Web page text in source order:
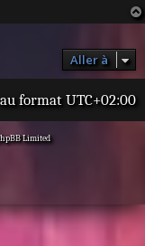
Aller à
format UTC+02:00
Limited